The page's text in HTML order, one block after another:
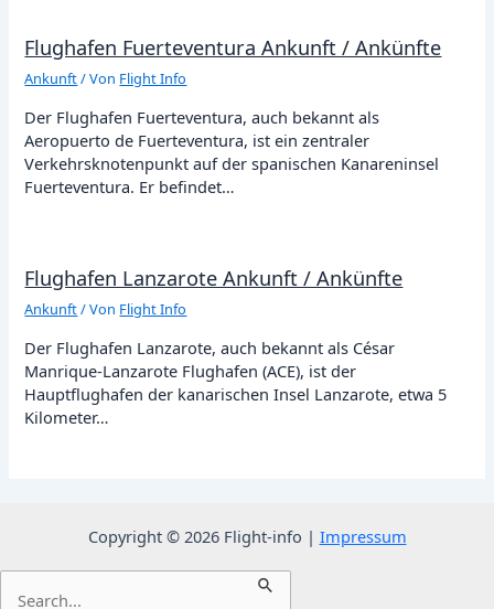
Flughafen Fuerteventura Ankunft / Ankünfte
Ankunft/ Von Flight Info
Der Flughafen Fuerteventura, auch bekannt als
Aeropuerto de Fuerteventura, ist ein zentraler
Verkehrsknotenpunkt auf der spanischen Kanareninsel
Fuerteventura. Er befindet…
Flughafen Lanzarote Ankunft / Ankünfte
Ankunft/ Von Flight Info
Der Flughafen Lanzarote, auch bekannt als César
Manrique-Lanzarote Flughafen (ACE), ist der
Hauptflughafen der kanarischen Insel Lanzarote, etwa 5
Kilometer…
Copyright © 2026 Flight-info | Impressum
nach: